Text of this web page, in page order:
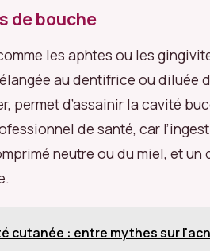
de bouche
les aphtes ou les
au dentifrice ou diluée
permet d’assainir la cavité
de santé, car
neutre ou du miel, et
cutanée : entre mythes sur